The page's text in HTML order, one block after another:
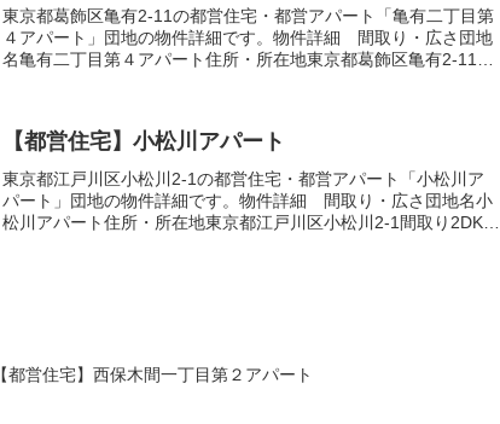
東京都葛飾区亀有2-11の都営住宅・都営アパート「亀有二丁目第
４アパート」団地の物件詳細です。物件詳細 間取り・広さ団地
名亀有二丁目第４アパート住所・所在地東京都葛飾区亀有2-11間
【都営住宅】小松川アパート
東京都江戸川区小松川2-1の都営住宅・都営アパート「小松川ア
パート」団地の物件詳細です。物件詳細 間取り・広さ団地名小
松川アパート住所・所在地東京都江戸川区小松川2-1間取り2DK-
【都営住宅】西保木間一丁目第２アパート